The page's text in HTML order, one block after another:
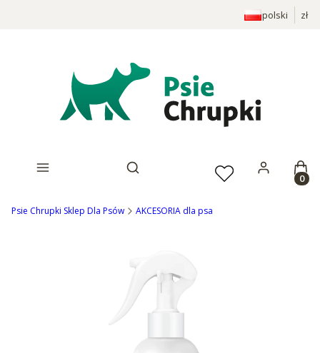
polski zł
Otwórz wyszukiwarkę
Psie Chrupki Sklep Dla Psów AKCESORIA dla psa